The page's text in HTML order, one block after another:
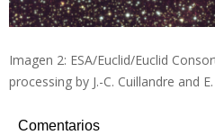
Imagen 2: ESA/Euclid/Euclid
processing by J.-C. Cuillandre and
Comentarios